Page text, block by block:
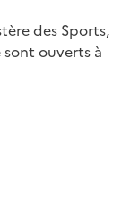
des Sports,
sont ouverts à